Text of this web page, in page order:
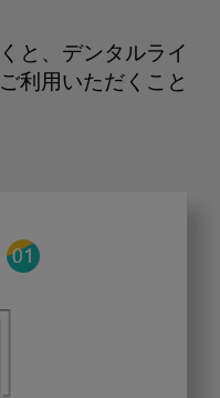
と、デンタルライ
利用いただくこと